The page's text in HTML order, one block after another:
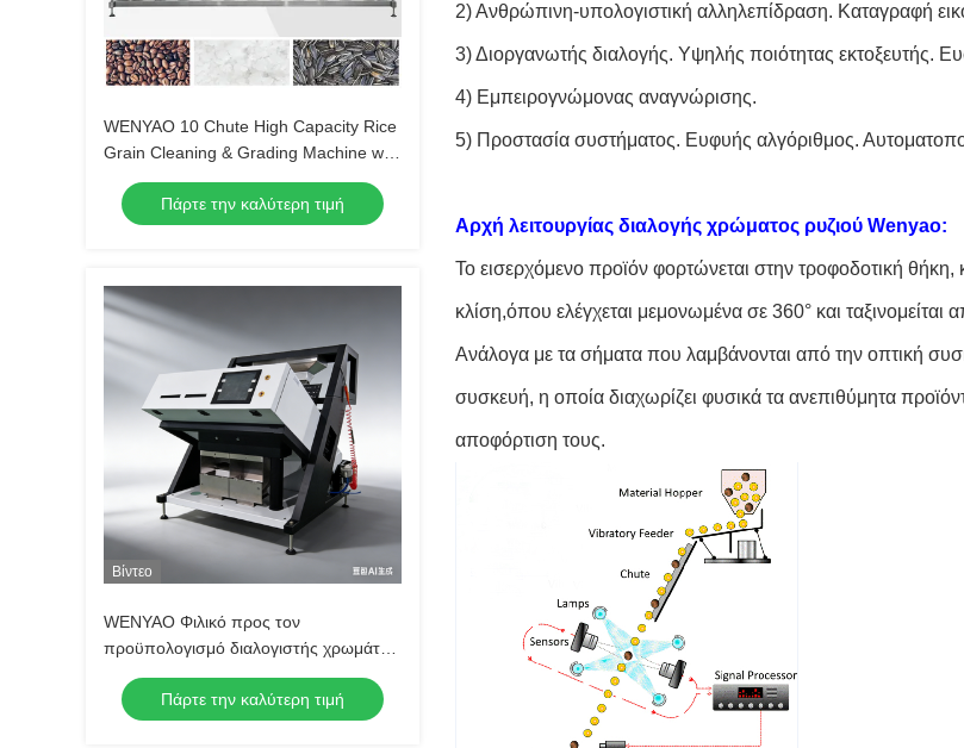
WENYAO 10 Chute High Capacity Rice
Grain Cleaning & Grading Machine with
Japan for CCD Sensor 0,999 Accuracy
Εγγύηση 2 ετών
Πάρτε την καλύτερη τιμή
Βίντεο
WENYAO Φιλικό προς τον
προϋπολογισμό διαλογιστής χρωμάτων
γλεύκους CCD Οπτική WENYAO 2
Σκάβες Καμερας CCD Μηχανή
διαλογής ρυζιού διαλογιστής χρωμάτων
Πάρτε την καλύτερη τιμή
2) Ανθρώπινη-υπολογιστική αλληλεπίδραση. Καταγραφή
3) Διοργανωτής διαλογής. Υψηλής ποιότητας εκτοξευτής.
4) Εμπειρογνώμονας αναγνώρισης.
5) Προστασία συστήματος. Ευφυής αλγόριθμος.
Αρχή λειτουργίας διαλογής χρώματος ρυζιού Wenyao:
Το εισερχόμενο προϊόν φορτώνεται στην τροφοδοτική θήκη,
κλίση,όπου ελέγχεται μεμονωμένα σε 360° και
Ανάλογα με τα σήματα που λαμβάνονται από την οπτική
συσκευή, η οποία διαχωρίζει φυσικά τα ανεπιθύμητα
αποφόρτιση τους.